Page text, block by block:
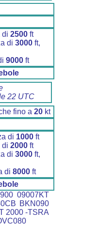
di 2500ft
di 3000ft,
9000ft
22 UTC
fino a 20kt
di 1000ft
di 2000ft
di 3000ft,
di 8000ft
09007KT
BKN090
2000 -TSRA